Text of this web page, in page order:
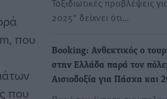
που
που
2025" δείχνει ότι…
Booking: Ανθεκτικός ο
στην Ελλάδα παρά τον
Αισιοδοξία για Πάσχα και